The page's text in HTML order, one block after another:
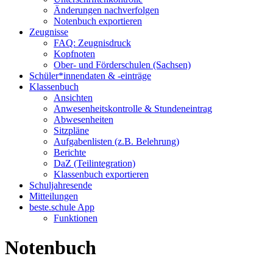
Änderungen nachverfolgen
Notenbuch exportieren
Zeugnisse
FAQ: Zeugnisdruck
Kopfnoten
Ober- und Förderschulen (Sachsen)
Schüler*innendaten & -einträge
Klassenbuch
Ansichten
Anwesenheitskontrolle & Stundeneintrag
Abwesenheiten
Sitzpläne
Aufgabenlisten (z.B. Belehrung)
Berichte
DaZ (Teilintegration)
Klassenbuch exportieren
Schuljahresende
Mitteilungen
beste.schule App
Funktionen
Notenbuch